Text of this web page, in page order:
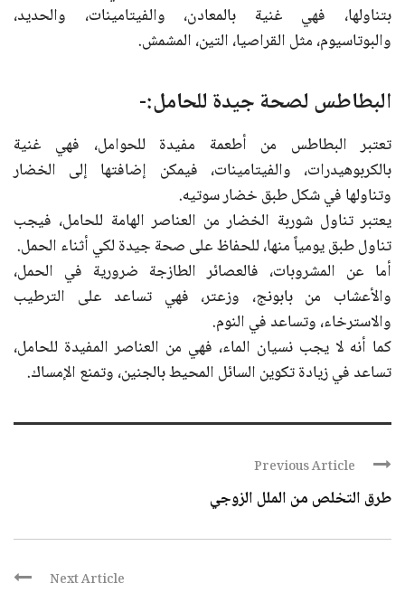
بتناولها، فهي غنية بالمعادن، والفيتامينات، والحديد،
والبوتاسيوم، مثل القراصيا، التين، المشمش.
البطاطس لصحة جيدة للحامل:-
تعتبر البطاطس من أطعمة مفيدة للحوامل، فهي غنية
بالكربوهيدرات، والفيتامينات، فيمكن إضافتها إلى الخضار
وتناولها في شكل طبق خضار سوتيه.
يعتبر تناول شوربة الخضار من العناصر الهامة للحامل، فيجب
تناول طبق يومياً منها، للحفاظ على صحة جيدة لكي أثناء الحمل.
أما عن المشروبات، فالعصائر الطازجة ضرورية في الحمل،
والأعشاب من بابونج، وزعتر، فهي تساعد على الترطيب
والاسترخاء، وتساعد في النوم.
كما أنه لا يجب نسيان الماء، فهي من العناصر المفيدة للحامل،
تساعد في زيادة تكوين السائل المحيط بالجنين، وتمنع الإمساك.
Previous Article
طرق التخلص من الملل الزوجي
Next Article